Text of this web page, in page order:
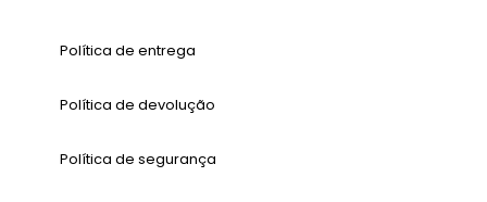
Política de entrega
Política de devolução
Política de segurança